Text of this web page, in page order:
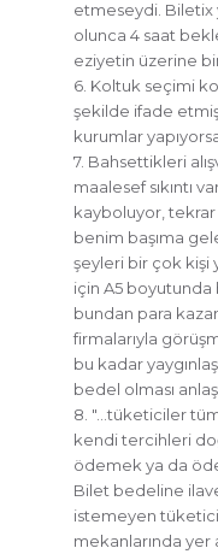
etmeseydi. Biletix
olunca 4 saat
eziyetin üzerine
6. Koltuk seçimi
şekilde ifade
kurumlar
7. Bahsettikleri
maalesef sıkıntı
kayboluyor,
benim başıma
şeyleri bir çok kişi
için A5
bundan para
firmalarıyla
bu kadar
bedel olması
8. "…tüketiciler
kendi tercihleri
ödemek ya da
Bilet bedeline
istemeyen
mekanlarında yer